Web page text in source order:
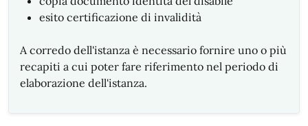
esito certificazione di invalidità
A corredo dell'istanza è necessario fornire uno o più
recapiti a cui poter fare riferimento nel periodo di
elaborazione dell'istanza.